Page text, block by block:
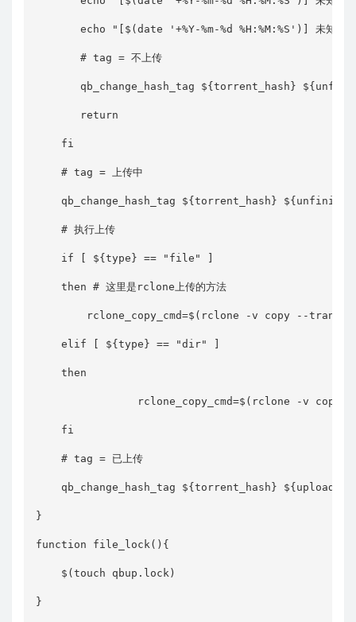
echo "[$(date '+%Y-%m-%d %H:%M:%S')] 未知类
       # tag = 不上传
qb_change_hash_tag ${torrent_hash}
       return
    fi
    # tag = 上传中
qb_change_hash_tag ${torrent_hash}
    # 执行上传
    if [ ${type} == "file" ]
    then # 这里是rclone上传的方法
rclone_copy_cmd=$(rclone -v copy --
    elif [ ${type} == "dir" ]
    then
rclone_copy_cmd=$(rclone -v copy
    fi
    # tag = 已上传
qb_change_hash_tag ${torrent_hash}
}
function file_lock(){
    $(touch qbup.lock)
}